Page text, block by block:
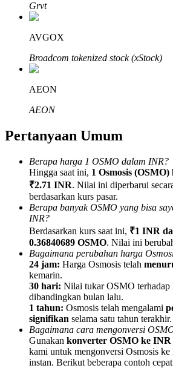
Referensi
Undang teman untuk mendapatkan
BTC Welcome Rewards
BTC Welcome Rewards
Grvt
AVGOX
Broadcom tokenized stock (xStock)
AEON
AEON
Pertanyaan Umum
Berapa harga 1 OSMO dalam INR?
Hingga saat ini, 1 Osmosis
₹2.71 INR. Nilai ini diperbarui
berdasarkan kurs pasar.
Berapa banyak OSMO yang bisa
INR?
Berdasarkan kurs saat ini, ₹1 INR
0.36840689 OSMO. Nilai ini
Bagaimana perubahan harga
24 jam: Harga Osmosis telah
kemarin.
30 hari: Nilai tukar OSMO terhadap
dibandingkan bulan lalu.
1 tahun: Osmosis telah mengalami
signifikan selama satu tahun terakhir.
Bagaimana cara mengonversi
Gunakan konverter OSMO ke INR
kami untuk mengonversi Osmosis ke
instan. Berikut beberapa contoh